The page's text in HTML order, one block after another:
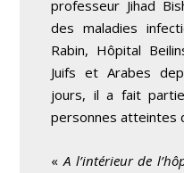
professeur Jihad
des maladies
Rabin, Hôpital
Juifs et Arabes
jours, il a fait
personnes atteintes
«A l’intérieur de